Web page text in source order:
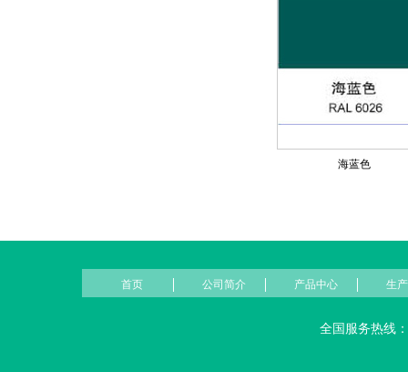
海蓝色
首页 公司简介 产品中心 生
全国服务热线